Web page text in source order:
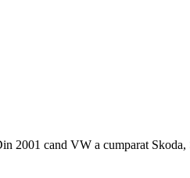
2001 cand VW a cumparat